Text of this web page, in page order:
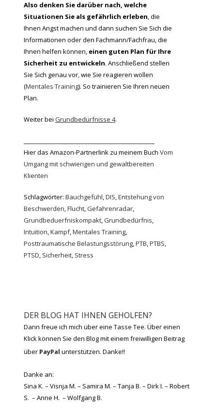
Also denken Sie darüber nach, welche
Situationen Sie als gefährlich erleben, die
Ihnen Angst machen und dann suchen Sie Sich die
Informationen oder den Fachmann/Fachfrau, die
Ihnen helfen können, einen guten Plan für Ihre
Sicherheit zu entwickeln. Anschließend stellen
Sie Sich genau vor, wie Sie reagieren wollen
(Mentales Training). So trainieren Sie Ihren neuen
Plan.
Weiter bei Grundbedürfnisse 4.
Hier das Amazon-Partnerlink zu meinem Buch Vom
Umgang mit schwierigen und gewaltbereiten
Klienten
Schlagwörter: Bauchgefühl,DIS,Entstehung von
Beschwerden,Flucht,Gefahrenradar,
Grundbeduerfniskompakt,Grundbedürfnis,
Intuition,Kampf,Mentales Training,
Posttraumatische Belastungsstörung,PTB,PTBS,
PTSD, Sicherheit, Stress
DER BLOG HAT IHNEN GEHOLFEN?
Dann freue ich mich über eine Tasse Tee. Über einen
Klick können Sie den Blog mit einem freiwilligen Beitrag
über PayPal unterstützen. Danke!!
Danke an:
Sina K. – Visnja M. – Samira M. – Tanja B. – Dirk I. – Robert
S. – Anne H. – Wolfgang B.